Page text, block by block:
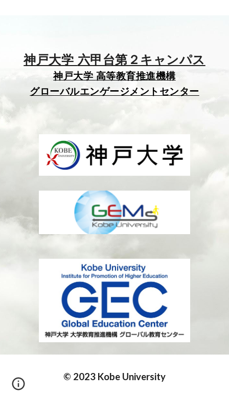
神戸大学 六甲台第２キャンパス
神戸大学 高等教育推進機構
グローバルエンゲージメントセンター
© 2023 Kobe University